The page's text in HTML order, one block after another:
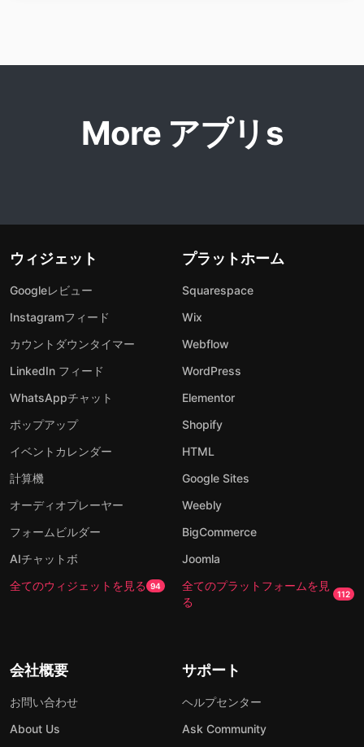
More アプリs
ウィジェット
Googleレビュー
Instagramフィード
カウントダウンタイマー
LinkedIn フィード
WhatsAppチャット
ポップアップ
イベントカレンダー
計算機
オーディオプレーヤー
フォームビルダー
AIチャットボ
全てのウィジェットを見る 94
プラットホーム
Squarespace
Wix
Webflow
WordPress
Elementor
Shopify
HTML
Google Sites
Weebly
BigCommerce
Joomla
全てのプラットフォームを見
る
112
会社概要
お問い合わせ
About Us
サポート
ヘルプセンター
Ask Community